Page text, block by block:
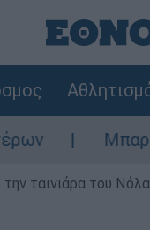
Μπαράζ
ταινιάρα του